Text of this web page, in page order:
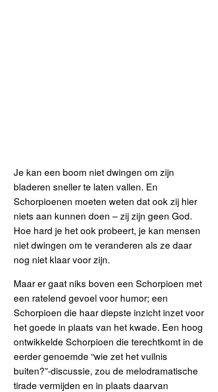
Je kan een boom niet dwingen om zijn
bladeren sneller te laten vallen. En
Schorpioenen moeten weten dat ook zij hier
niets aan kunnen doen – zij zijn geen God.
Hoe hard je het ook probeert, je kan mensen
niet dwingen om te veranderen als ze daar
nog niet klaar voor zijn.
Maar er gaat niks boven een Schorpioen met
een ratelend gevoel voor humor; een
Schorpioen die haar diepste inzicht inzet voor
het goede in plaats van het kwade. Een hoog
ontwikkelde Schorpioen die terechtkomt in de
eerder genoemde “wie zet het vuilnis
buiten?”-discussie, zou de melodramatische
tirade vermijden en in plaats daarvan